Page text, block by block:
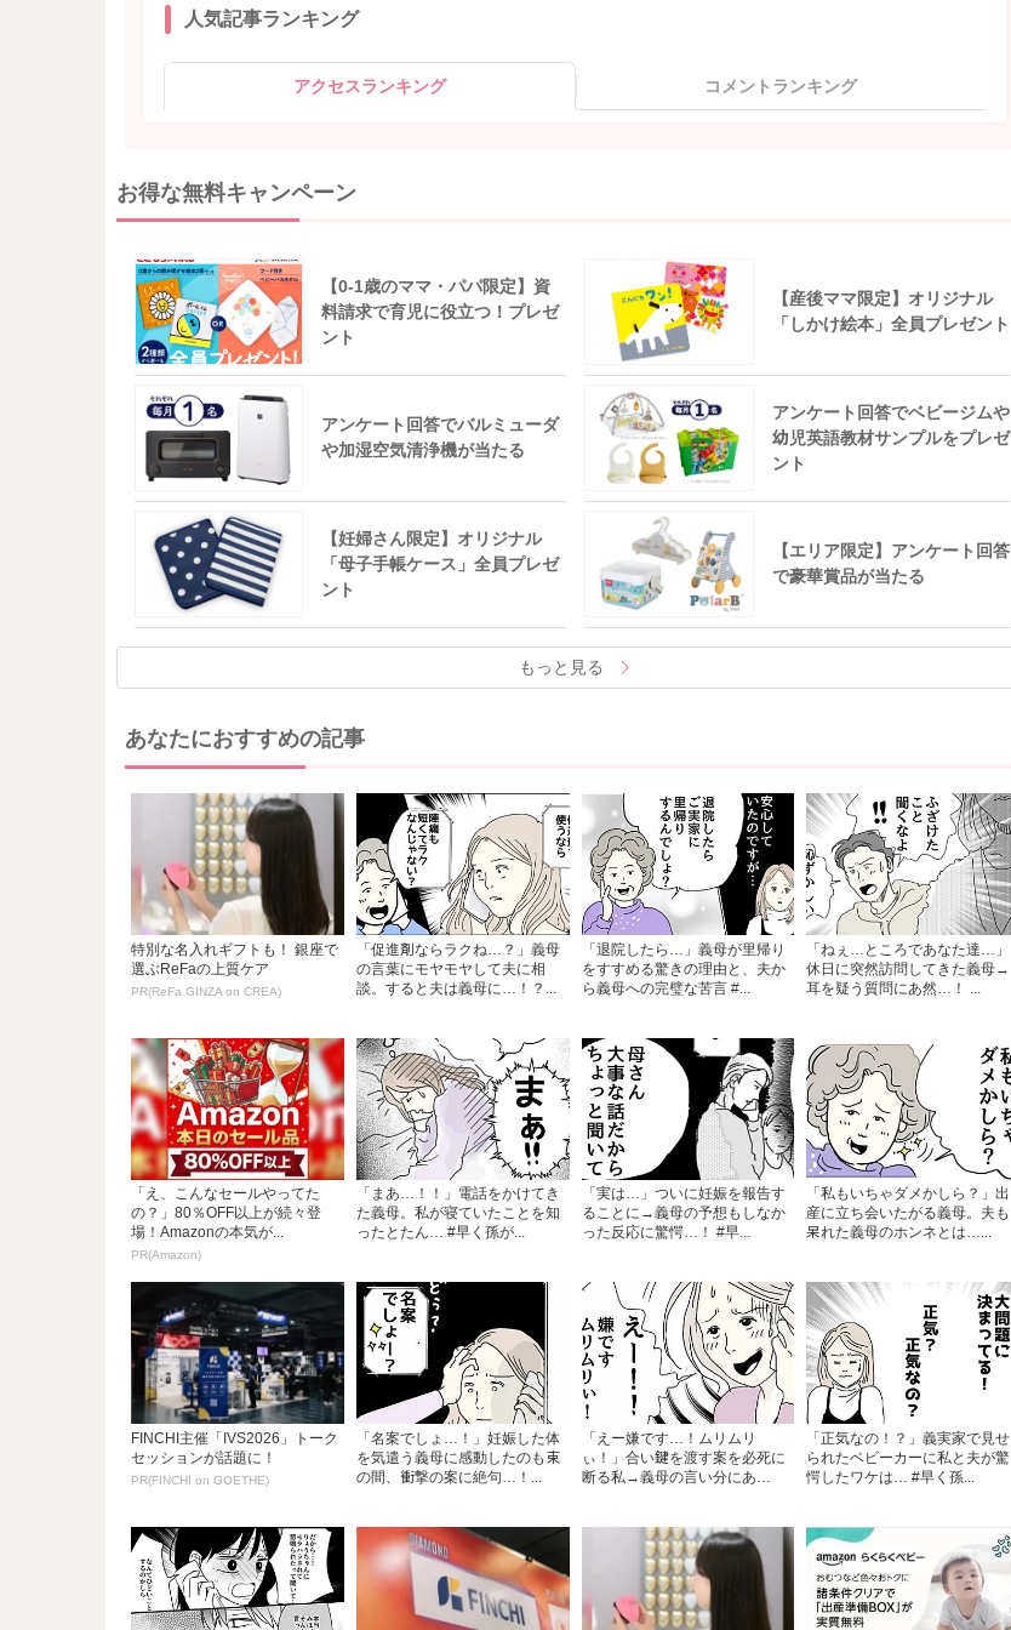
人気記事ランキング
アクセスランキング コメントランキング
お得な無料キャンペーン
【0-1歳のママ・パパ限定】資
料請求で育児に役立つ！プレゼ
ント
【産後ママ限定】オリジナル
「しかけ絵本」全員プレゼント
アンケート回答でバルミューダ
や加湿空気清浄機が当たる
アンケート回答でベビージムや
幼児英語教材サンプルをプレゼ
ント
【妊婦さん限定】オリジナル
「母子手帳ケース」全員プレゼ
ント
【エリア限定】アンケート回答
で豪華賞品が当たる
もっと見る
あなたにおすすめの記事
特別な名入れギフトも！ 銀座で
選ぶReFaの上質ケア
PR(ReFa GINZA on CREA)
「促進剤ならラクね…？」義母
の言葉にモヤモヤして夫に相
談。すると夫は義母に…！？...
「退院したら…」義母が里帰り
をすすめる驚きの理由と、夫か
ら義母への完璧な苦言 #...
「ねぇ…ところであなた達…」
休日に突然訪問してきた義母→
耳を疑う質問にあ然…！ ...
「え、こんなセールやってた
の？」80％OFF以上が続々登
場！Amazonの本気が...
PR(Amazon)
「まあ…！！」電話をかけてき
た義母。私が寝ていたことを知
ったとたん… #早く孫が...
「実は…」ついに妊娠を報告す
ることに→義母の予想もしなか
った反応に驚愕…！ #早...
「私もいちゃダメかしら？」出
産に立ち会いたがる義母。夫も
呆れた義母のホンネとは…...
FINCHI主催「IVS2026」トーク
セッションが話題に！
PR(FINCHI on GOETHE)
「名案でしょ…！」妊娠した体
を気遣う義母に感動したのも束
の間、衝撃の案に絶句…！...
「えー嫌です…！ムリムリ
ぃ！」合い鍵を渡す案を必死に
断る私→義母の言い分にあ
「正気なの！？」義実家で見せ
られたベビーカーに私と夫が驚
愕したワケは… #早く孫...